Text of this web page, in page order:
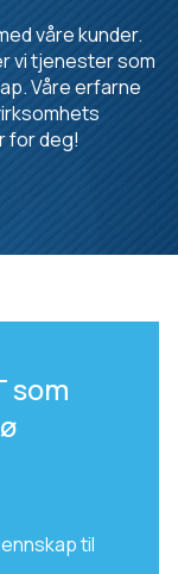
våre kunder.
vi tjenester som
Våre erfarne
for deg!
som
til